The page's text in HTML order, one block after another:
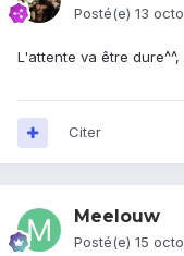
Posté(e) 13
L'attente va être
Citer
Meelouw
Posté(e) 15